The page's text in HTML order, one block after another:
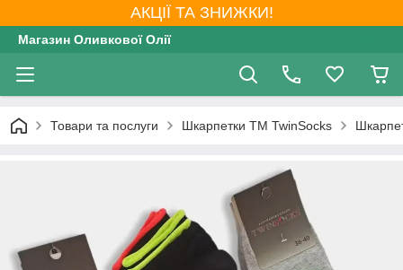
АКЦІЇ ТА ЗНИЖКИ!
Магазин Оливкової Олії
Товари та послуги Шкарпетки ТМ TwinSocks